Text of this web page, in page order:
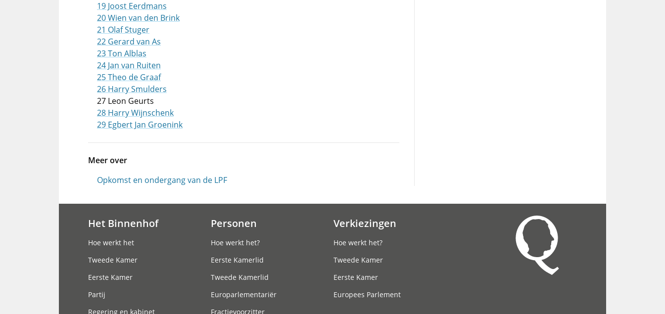
19 Joost Eerdmans
20 Wien van den Brink
21 Olaf Stuger
22 Gerard van As
23 Ton Alblas
24 Jan van Ruiten
25 Theo de Graaf
26 Harry Smulders
27 Leon Geurts
28 Harry Wijnschenk
29 Egbert Jan Groenink
Meer over
Opkomst en ondergang van de LPF
Het Binnenhof
Hoe werkt het
Tweede Kamer
Eerste Kamer
Partij
Regering en kabinet
Personen
Hoe werkt het?
Eerste Kamerlid
Tweede Kamerlid
Europarlementariër
Fractievoorzitter
Verkiezingen
Hoe werkt het?
Tweede Kamer
Eerste Kamer
Europees Parlement